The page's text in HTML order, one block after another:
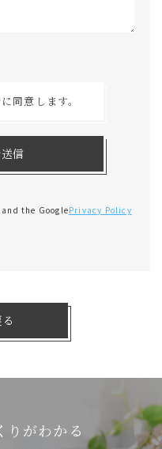
同意します。
信
the GooglePrivacy Policy
りがわかる